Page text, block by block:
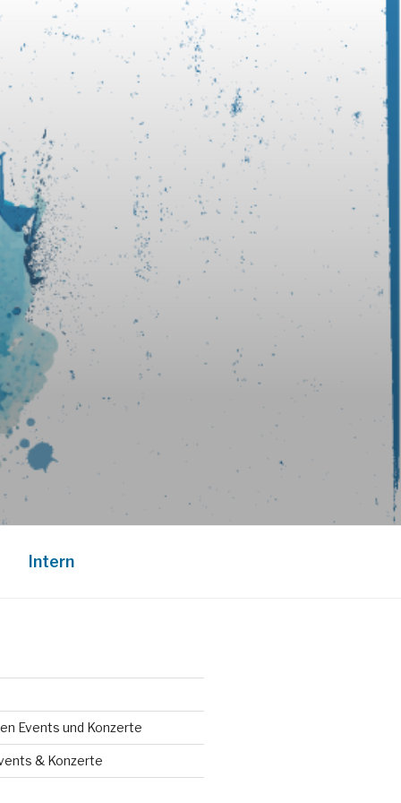
Intern
Events und Konzerte
& Konzerte